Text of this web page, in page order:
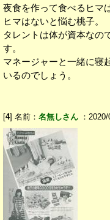
夜食を作って食べるヒマ
ヒマはないと悩む桃子。
タレントは体が資本なの
す。
マネージャーと一緒に寝
いるのでしょう。
[4] 名前： 名無しさん ：